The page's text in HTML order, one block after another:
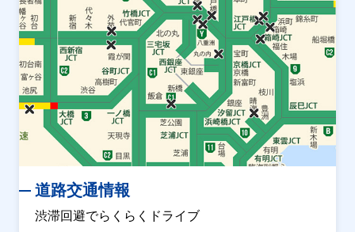
道路交通情報
渋滞回避でらくらくドライブ